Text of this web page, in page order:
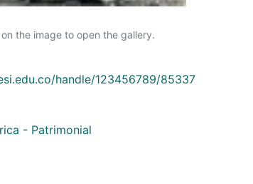
the image to open the gallery.
handle/123456789/85337
- Patrimonial